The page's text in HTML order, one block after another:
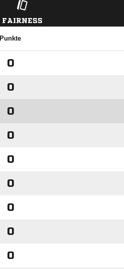
FAIRNESS
Punkte
0
0
0
0
0
0
0
0
0